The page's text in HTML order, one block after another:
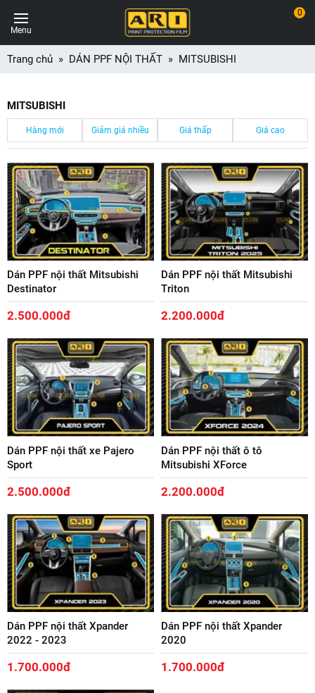
Menu
0
Trang chủ DÁN PPF NỘI THẤT MITSUBISHI
MITSUBISHI
Hàng mới Giảm giá nhiều Giá thấp Giá cao
Dán PPF nội thất Mitsubishi
Destinator
2.500.000đ
Dán PPF nội thất Mitsubishi
Triton
2.200.000đ
Dán PPF nội thất xe Pajero
Sport
2.500.000đ
Dán PPF nội thất ô tô
Mitsubishi XForce
2.200.000đ
Dán PPF nội thất Xpander
2022 - 2023
1.700.000đ
Dán PPF nội thất Xpander
2020
1.700.000đ